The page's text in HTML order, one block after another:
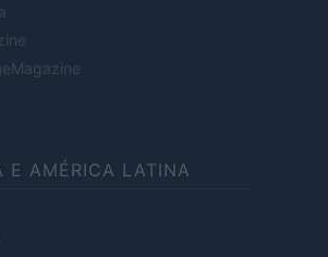
E AMÉRICA LATINA